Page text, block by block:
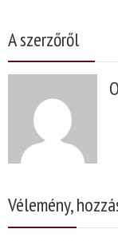
A szerzőről
Vélemény,